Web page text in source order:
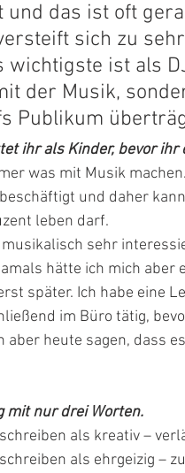
das ist oft
sich zu
wichtigste ist als
der Musik,
Publikum
ihr als Kinder, bevor
was mit Musik
und daher
leben darf.
sehr
hätte ich mich aber
später. Ich habe eine
im Büro tätig,
aber heute sagen, dass
mit nur drei Worten.
als kreativ –
als ehrgeizig –